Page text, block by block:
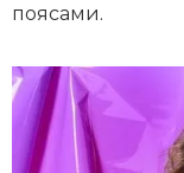
поясами.